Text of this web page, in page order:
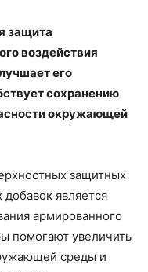
защита
воздействия
его
сохранению
окружающей
защитных
является
армированного
помогают увеличить
среды и